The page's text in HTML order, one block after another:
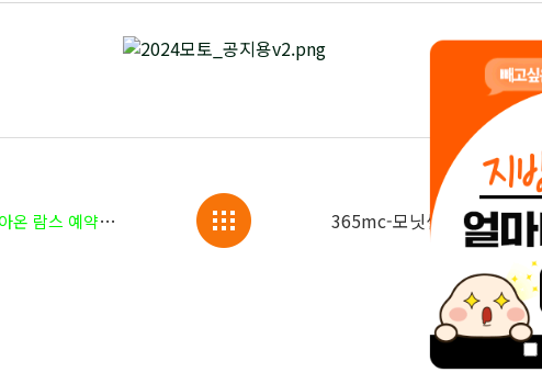
줄서는 다이어트 맛집 365mc, 봄보다 먼저 찾아온 람스 예약 대란📢